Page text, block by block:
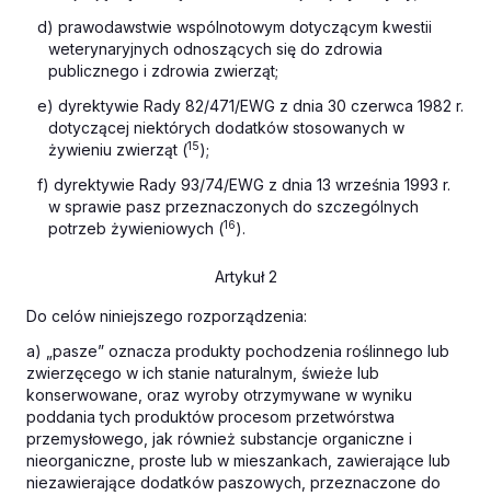
d) prawodawstwie wspólnotowym dotyczącym kwestii
weterynaryjnych odnoszących się do zdrowia
publicznego i zdrowia zwierząt;
e) dyrektywie Rady 82/471/EWG z dnia 30 czerwca 1982 r.
dotyczącej niektórych dodatków stosowanych w
żywieniu zwierząt (15);
f) dyrektywie Rady 93/74/EWG z dnia 13 września 1993 r.
w sprawie pasz przeznaczonych do szczególnych
potrzeb żywieniowych (16).
Artykuł 2
Do celów niniejszego rozporządzenia:
a) „pasze” oznacza produkty pochodzenia roślinnego lub
zwierzęcego w ich stanie naturalnym, świeże lub
konserwowane, oraz wyroby otrzymywane w wyniku
poddania tych produktów procesom przetwórstwa
przemysłowego, jak również substancje organiczne i
nieorganiczne, proste lub w mieszankach, zawierające lub
niezawierające dodatków paszowych, przeznaczone do